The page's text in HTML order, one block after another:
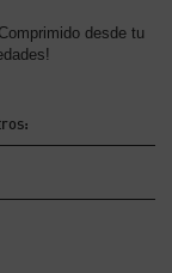
desde tu